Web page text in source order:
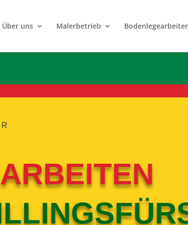
Über uns Malerbetrieb